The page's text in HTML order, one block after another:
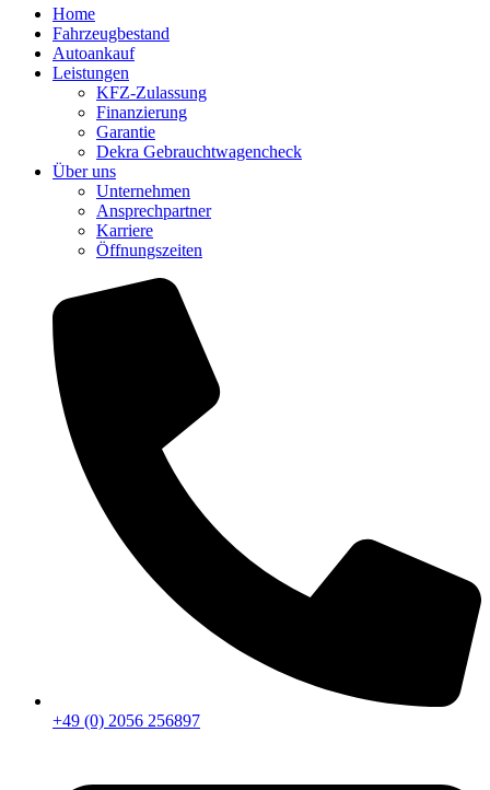
Home
Fahrzeugbestand
Autoankauf
Leistungen
KFZ-Zulassung
Finanzierung
Garantie
Dekra Gebrauchtwagencheck
Über uns
Unternehmen
Ansprechpartner
Karriere
Öffnungszeiten
+49 (0) 2056 256897